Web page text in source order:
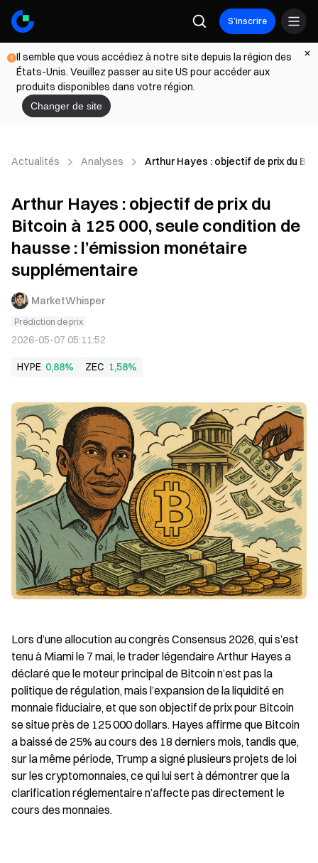
S’inscrire
Il semble que vous accédiez à notre site depuis la région des
États-Unis. Veuillez passer au site US pour accéder aux
produits disponibles dans votre région.
Changer de site
Actualités Analyses Arthur Hayes : objectif de prix du
Arthur Hayes : objectif de prix du
Bitcoin à 125 000, seule condition de
hausse : l’émission monétaire
supplémentaire
MarketWhisper
Prédiction de prix
2026-05-07 05:11:52
HYPE 0,88% ZEC 1,58%
Lors d’une allocution au congrès Consensus 2026, qui s’est
tenu à Miami le 7 mai, le trader légendaire Arthur Hayes a
déclaré que le moteur principal de Bitcoin n’est pas la
politique de régulation, mais l’expansion de la liquidité en
monnaie fiduciaire, et que son objectif de prix pour Bitcoin
se situe près de 125 000 dollars. Hayes affirme que Bitcoin
a baissé de 25% au cours des 18 derniers mois, tandis que,
sur la même période, Trump a signé plusieurs projets de loi
sur les cryptomonnaies, ce qui lui sert à démontrer que la
clarification réglementaire n’affecte pas directement le
cours des monnaies.